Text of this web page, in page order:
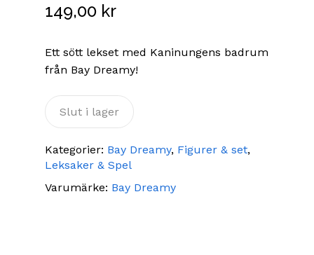
149,00 kr
Ett sött lekset med Kaninungens badrum
från Bay Dreamy!
Slut i lager
Kategorier: Bay Dreamy, Figurer & set,
Leksaker & Spel
Varumärke: Bay Dreamy